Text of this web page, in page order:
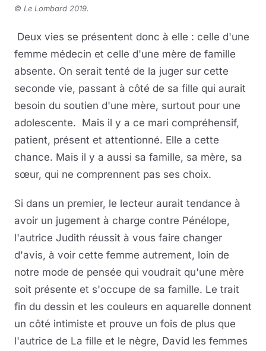
© Le Lombard 2019.
Deux vies se présentent donc à elle : celle d'une
femme médecin et celle d'une mère de famille
absente. On serait tenté de la juger sur cette
seconde vie, passant à côté de sa fille qui aurait
besoin du soutien d'une mère, surtout pour une
adolescente. Mais il y a ce mari compréhensif,
patient, présent et attentionné. Elle a cette
chance. Mais il y a aussi sa famille, sa mère, sa
sœur, qui ne comprennent pas ses choix.
Si dans un premier, le lecteur aurait tendance à
avoir un jugement à charge contre Pénélope,
l'autrice Judith réussit à vous faire changer
d'avis, à voir cette femme autrement, loin de
notre mode de pensée qui voudrait qu'une mère
soit présente et s'occupe de sa famille. Le trait
fin du dessin et les couleurs en aquarelle donnent
un côté intimiste et prouve un fois de plus que
l'autrice de La fille et le nègre, David les femmes